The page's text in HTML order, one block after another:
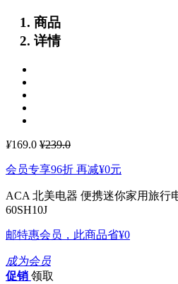
商品
详情
¥169.0 ¥239.0
会员专享96折 再减¥0元
ACA 北美电器 便携迷你家用旅行
60SH10J
邮特惠会员，此商品省¥0
成为会员
促销 领取